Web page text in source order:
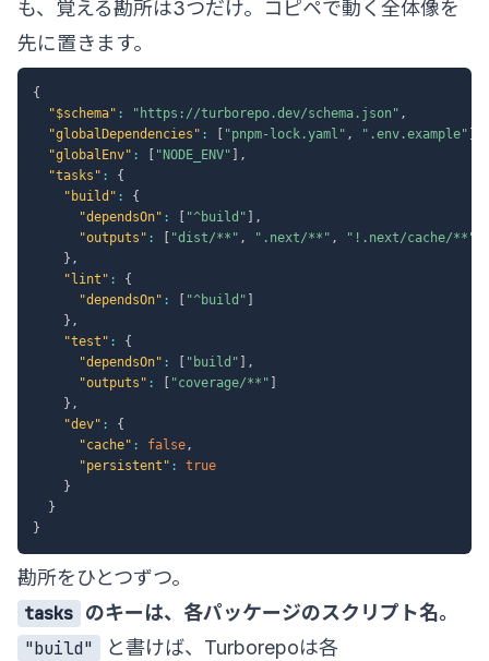
も、覚える勘所は3つだけ。コピペで動く全体像を
先に置きます。
{
"$schema" : "https://turborepo.dev/schema.json" ,
"globalDependencies" : "pnpm-lock.yaml" , ".env.example"
"globalEnv" : "NODE_ENV"
,
"tasks" :
{
"build" :
{
"dependsOn" : "^build"
,
"outputs" : "dist/**" , ".next/**" , "!.next/cache/**"
} ,
"lint" :
{
"dependsOn" : "^build"
} ,
"test" :
{
"dependsOn" : "build"
,
"outputs" : "coverage/**"
} ,
"dev" :
{
"cache" : false,
"persistent" :
true
}
}
}
勘所をひとつずつ。
tasks のキーは、各パッケージのスクリプト名。
"build"
と書けば、Turborepoは各